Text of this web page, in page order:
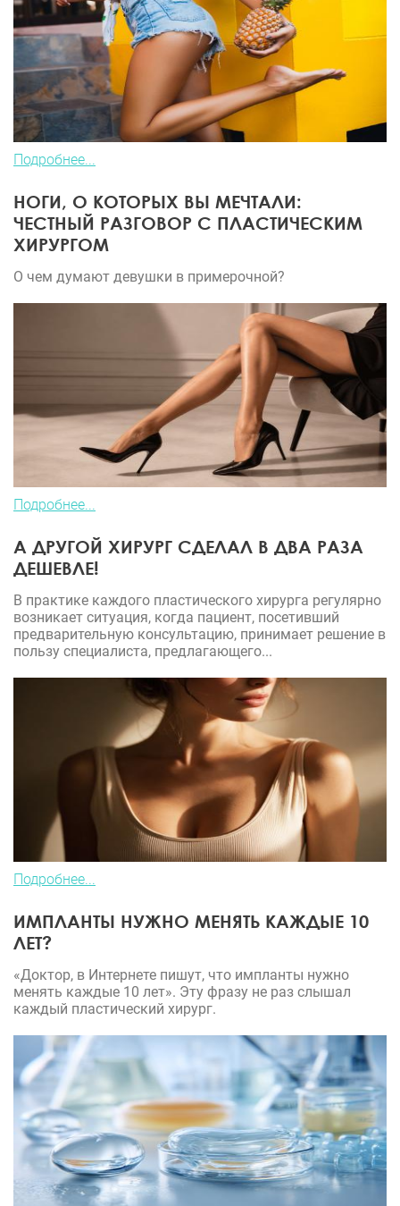
Подробнее...
НОГИ, О КОТОРЫХ ВЫ МЕЧТАЛИ:
ЧЕСТНЫЙ РАЗГОВОР С ПЛАСТИЧЕСКИМ
ХИРУРГОМ
О чем думают девушки в примерочной?
Подробнее...
А ДРУГОЙ ХИРУРГ СДЕЛАЛ В ДВА РАЗА
ДЕШЕВЛЕ!
В практике каждого пластического хирурга регулярно
возникает ситуация, когда пациент, посетивший
предварительную консультацию, принимает решение в
пользу специалиста, предлагающего...
Подробнее...
ИМПЛАНТЫ НУЖНО МЕНЯТЬ КАЖДЫЕ 10
ЛЕТ?
«Доктор, в Интернете пишут, что импланты нужно
менять каждые 10 лет». Эту фразу не раз слышал
каждый пластический хирург.